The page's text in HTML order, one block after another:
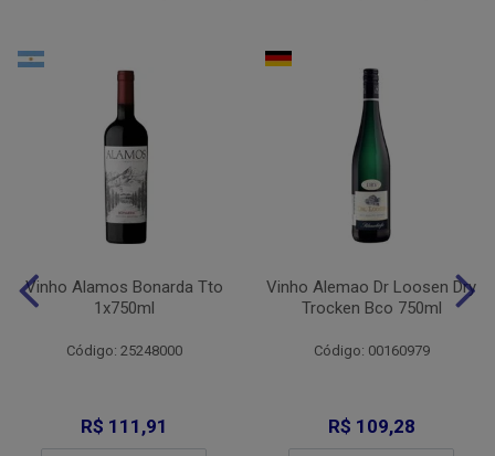
Vinho Alamos Bonarda Tto
1x750ml
Código: 25248000
R$ 111,91
Vinho Alemao Dr Loosen Dry
Trocken Bco 750ml
Código: 00160979
R$ 109,28